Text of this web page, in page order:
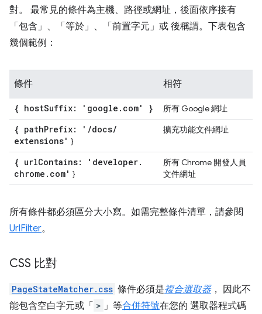
對。 最常見的條件為主機、路徑或網址，後面依序接有
「包含」、「等於」、「前置字元」或 後稱謂。下表包含
幾個範例：
條件 相符
{ hostSuffix: 'google . com' } 所有 Google 網址
{ pathPrefix: ' /docs/
extensions' }
擴充功能文件網址
{ urlContains: 'developer.
chrome . com' }
所有 Chrome 開發人員
文件網址
所有條件都必須區分大小寫。如需完整條件清單，請參閱
UrlFilter。
CSS 比對
PageStateMatcher.css 條件必須是複合選取器， 因此不
能包含空白字元或「 > 」等合併符號在您的 選取器程式碼